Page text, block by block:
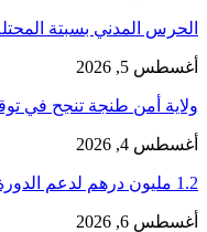
الحرس المدني بسبتة
أغسطس 5, 2026
ولاية أمن طنجة تنجح في
أغسطس 4, 2026
1.2 مليون درهم لدعم الدورة الـ31 لمهرجان تطوان لسينما البحر…
أغسطس 6, 2026